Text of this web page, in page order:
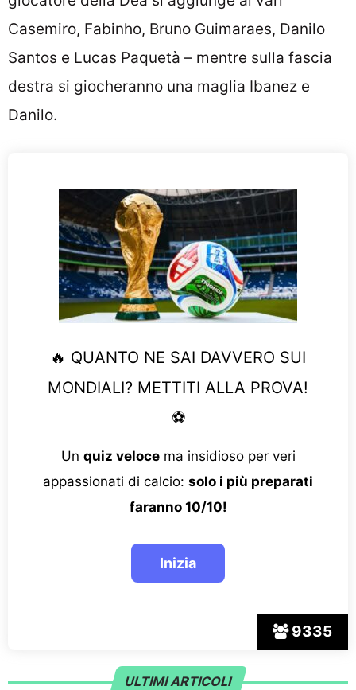
Casemiro, Fabinho, Bruno Guimaraes, Danilo
Santos e Lucas Paquetà – mentre sulla fascia
destra si giocheranno una maglia Ibanez e
Danilo.
9335
🔥 QUANTO NE SAI DAVVERO SUI
MONDIALI? METTITI ALLA PROVA!
⚽
Un quiz velocema insidioso per veri
appassionati di calcio: solo i più preparati
faranno 10/10!
ULTIMI ARTICOLI